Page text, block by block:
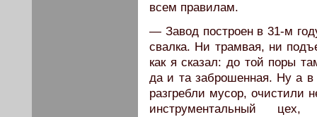
всем правилам.
— Завод построен в 31-м
свалка. Ни трамвая, ни
как я сказал: до той поры
да и та заброшенная. Ну а в
разгребли мусор, очистили
инструментальный